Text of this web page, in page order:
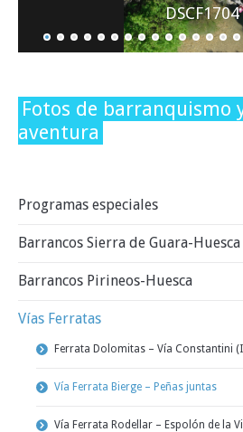
DSCF1704
Fotos de barranquismo
aventura
Programas especiales
Barrancos Sierra de Guara-Huesca
Barrancos Pirineos-Huesca
Vías Ferratas
Ferrata Dolomitas – Vía Constantini
Vía Ferrata Bierge – Peñas juntas
Vía Ferrata Rodellar – Espolón de la